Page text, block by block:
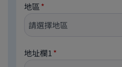
地區
地址欄1